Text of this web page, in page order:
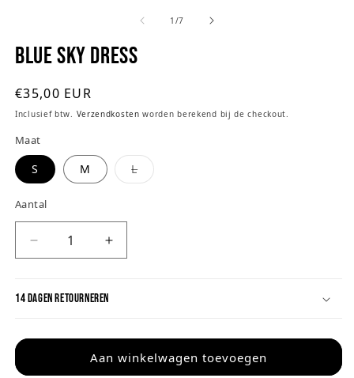
1 /van
7
Blue Sky Dress
Normale
prijs
€35,00 EUR
Inclusief btw. Verzendkosten worden berekend bij de checkout.
Maat
S M LVariant
uitverkocht
Aantal
Aantal
voor
Sky
Aantal
voor
Sky
Dress
14 DAGEN RETOURNEREN
Aan winkelwagen toevoegen